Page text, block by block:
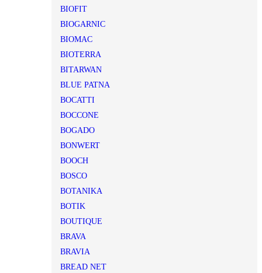
BIOFIT
BIOGARNIC
BIOMAC
BIOTERRA
BITARWAN
BLUE PATNA
BOCATTI
BOCCONE
BOGADO
BONWERT
BOOCH
BOSCO
BOTANIKA
BOTIK
BOUTIQUE
BRAVA
BRAVIA
BREAD NET